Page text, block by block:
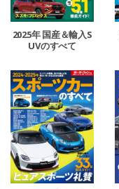
2025年 国産＆輸入S
UVのすべて